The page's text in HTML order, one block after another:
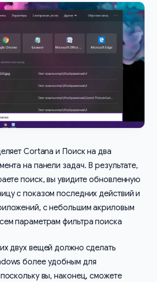
Cortana и Поиск на два
на панели задач. В результате,
поиск, вы увидите обновленную
с показом последних действий и
с небольшим акриловым
параметрам фильтра поиска
двух вещей должно сделать
более удобным для
вы, наконец, сможете